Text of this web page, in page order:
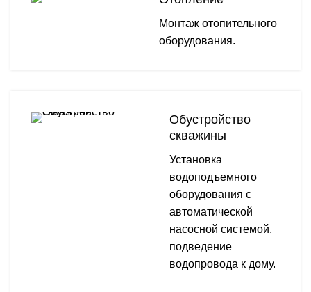
Монтаж отопительного
оборудования.
Обустройство
скважины
Установка
водоподъемного
оборудования с
автоматической
насосной системой,
подведение
водопровода к дому.